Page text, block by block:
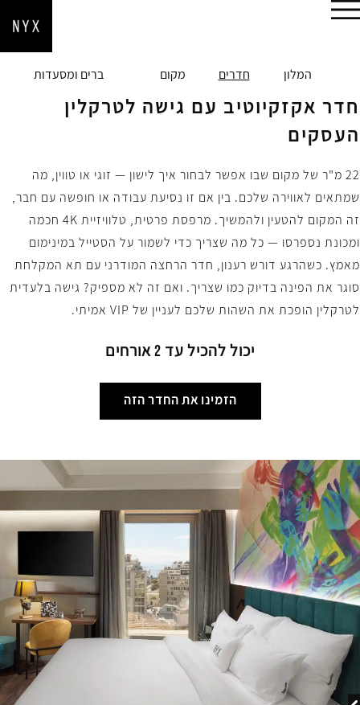
המלון חדרים מקום ברים ומסעדות
חדר אקזקיוטיב עם גישה לטרקלין
העסקים
22 מ"ר של מקום שבו אפשר לבחור איך לישון — זוגי או טווין, מה
שמתאים לאווירה שלכם. בין אם זו נסיעת עבודה או חופשה עם חבר,
זה המקום להטעין ולהמשיך. מרפסת פרטית, טלוויזיית 4K חכמה
ומכונת נספרסו — כל מה שצריך כדי לשמור על הסטייל במינימום
מאמץ. כשהרגע דורש רענון, חדר הרחצה המודרני עם תא המקלחת
סוגר את הפינה בדיוק כמו שצריך. ואם זה לא מספיק? גישה בלעדית
לטרקלין הופכת את השהות שלכם לעניין של VIP אמיתי.
יכול להכיל עד 2 אורחים
הזמינו את החדר הזה